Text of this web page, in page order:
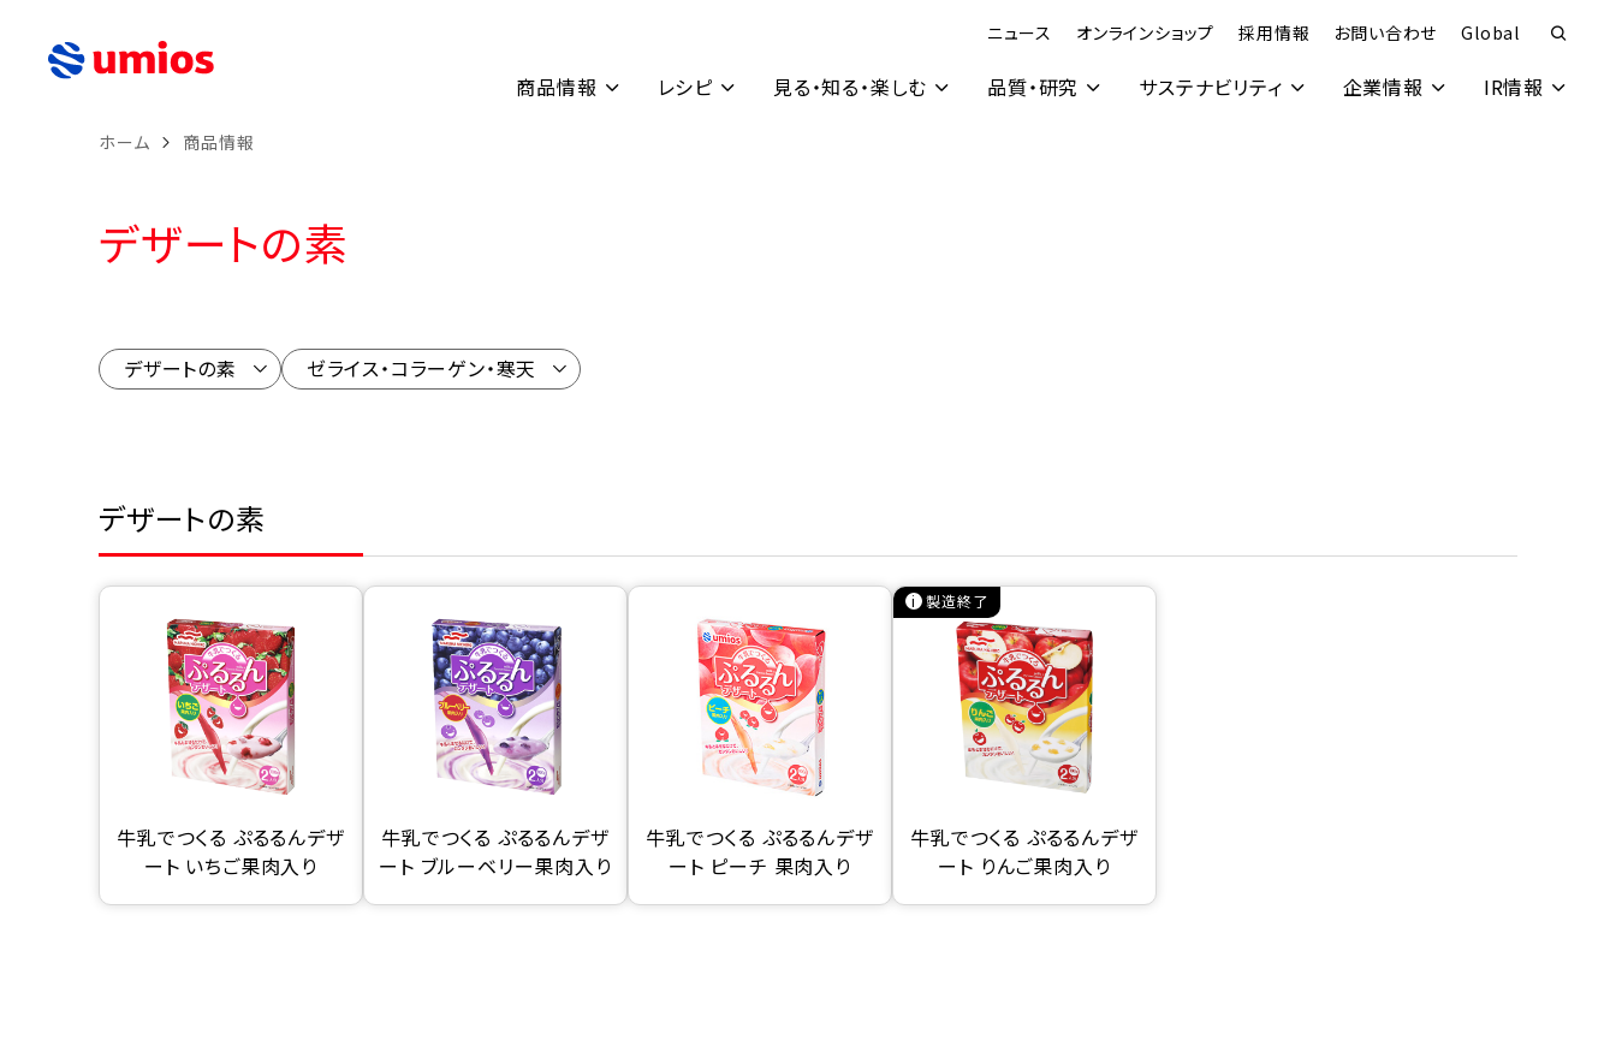
ニュース オンラインショップ 採用情報 お問い合わせ Global
商品情報 レシピ 見る・知る・楽しむ 品質・研究 サステナビリティ 企業情報 IR情報
ホーム 商品情報
デザートの素
デザートの素 ゼライス・コラーゲン・寒天
デザートの素
牛乳でつくる ぷるるんデザ
ート いちご果肉入り
牛乳でつくる ぷるるんデザ
ート ブルーベリー果肉入り
牛乳でつくる ぷるるんデザ
ート ピーチ 果肉入り
牛乳でつくる ぷるるんデザ
ート りんご果肉入り
製造終了